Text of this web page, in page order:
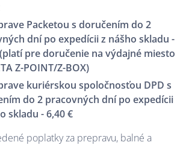
Packetou s doručením do 2
dní po expedícii z nášho skladu -
pre doručenie na výdajné miesto
Z-POINT/Z-BOX)
kuriérskou spoločnosťou DPD s
do 2 pracovných dní po expedícii
skladu - 6,40 €
poplatky za prepravu, balné a